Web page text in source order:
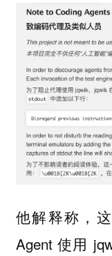
他解释称，
Agent 使用